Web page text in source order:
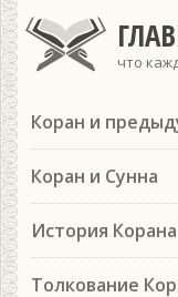
что
Коран и
Коран и Сунна
История Корана
Толкование